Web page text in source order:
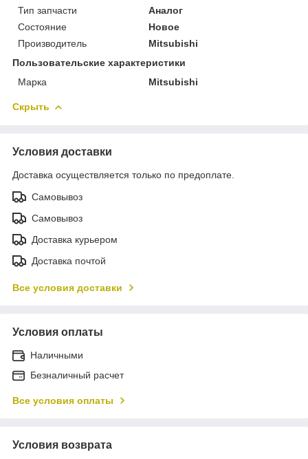
Тип запчасти
Аналог
Состояние
Новое
Производитель
Mitsubishi
Пользовательские характеристики
Марка
Mitsubishi
Скрыть
Условия доставки
Доставка осуществляется только по предоплате.
Самовывоз
Самовывоз
Доставка курьером
Доставка почтой
Все условия доставки
Условия оплаты
Наличными
Безналичный расчет
Все условия оплаты
Условия возврата